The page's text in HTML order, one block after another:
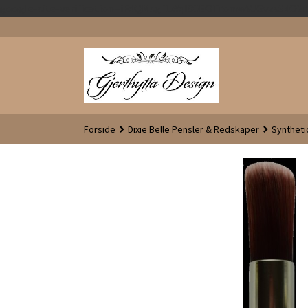
Forside Dixie Belle Pensler & Redskaper